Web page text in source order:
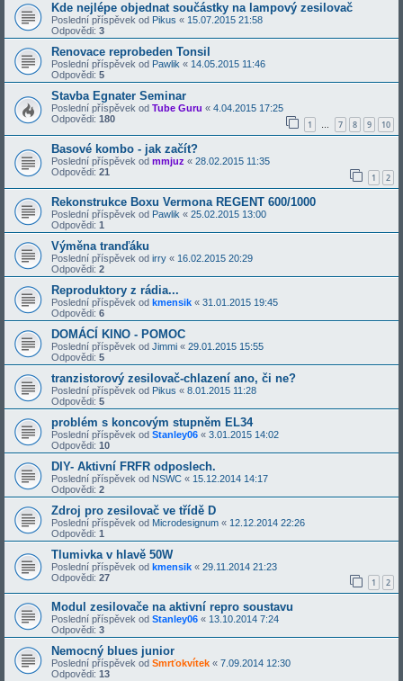
Kde nejlépe objednat součástky na lampový zesilovač
Poslední příspěvek od Pikus « 15.07.2015 21:58
Odpovědi: 3
Renovace reprobeden Tonsil
Poslední příspěvek od Pawlik « 14.05.2015 11:46
Odpovědi: 5
Stavba Egnater Seminar
Poslední příspěvek od Tube Guru « 4.04.2015 17:25
Odpovědi: 180 1 … 7 8 9 10
Basové kombo - jak začít?
Poslední příspěvek od mmjuz « 28.02.2015 11:35
Odpovědi: 21 1 2
Rekonstrukce Boxu Vermona REGENT 600/1000
Poslední příspěvek od Pawlik « 25.02.2015 13:00
Odpovědi: 1
Výměna tranďáku
Poslední příspěvek od irry « 16.02.2015 20:29
Odpovědi: 2
Reproduktory z rádia...
Poslední příspěvek od kmensik « 31.01.2015 19:45
Odpovědi: 6
DOMÁCÍ KINO - POMOC
Poslední příspěvek od Jimmi « 29.01.2015 15:55
Odpovědi: 5
tranzistorový zesilovač-chlazení ano, či ne?
Poslední příspěvek od Pikus « 8.01.2015 11:28
Odpovědi: 5
problém s koncovým stupněm EL34
Poslední příspěvek od Stanley06 « 3.01.2015 14:02
Odpovědi: 10
DIY- Aktivní FRFR odposlech.
Poslední příspěvek od NSWC « 15.12.2014 14:17
Odpovědi: 2
Zdroj pro zesilovač ve třídě D
Poslední příspěvek od Microdesignum « 12.12.2014 22:26
Odpovědi: 1
Tlumivka v hlavě 50W
Poslední příspěvek od kmensik « 29.11.2014 21:23
Odpovědi: 27 1 2
Modul zesilovače na aktivní repro soustavu
Poslední příspěvek od Stanley06 « 13.10.2014 7:24
Odpovědi: 3
Nemocný blues junior
Poslední příspěvek od Smrťokvítek « 7.09.2014 12:30
Odpovědi: 13